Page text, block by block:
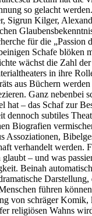
so gelacht
Sigrun Kilger,
für die
Schafe blöken
wächst die Zahl
in ihre
aus Büchern
Ganz
– das Schaf zur
dennoch subtiles
Biografien
Assoziationen,
verhandelt werden.
– und was
Beinah
führen
von schräger
religiösen Wahns